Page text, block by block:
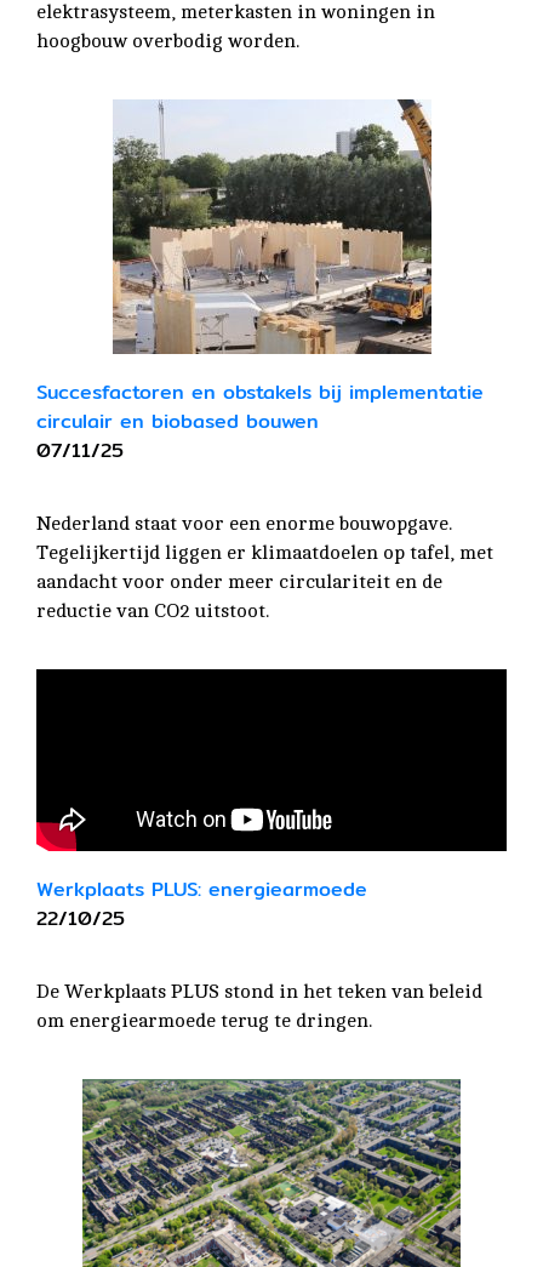
elektrasysteem, meterkasten in woningen in
hoogbouw overbodig worden.
Succesfactoren en obstakels bij implementatie
circulair en biobased bouwen
07/11/25
Nederland staat voor een enorme bouwopgave.
Tegelijkertijd liggen er klimaatdoelen op tafel, met
aandacht voor onder meer circulariteit en de
reductie van CO2 uitstoot.
Werkplaats PLUS: energiearmoede
22/10/25
De Werkplaats PLUS stond in het teken van beleid
om energiearmoede terug te dringen.